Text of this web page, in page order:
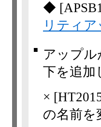
◆ [
リティ
■
アップ
下を追加
× [
の名前を